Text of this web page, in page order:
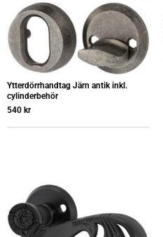
Ytterdörrhandtag Järn antik inkl.
cylinderbehör
540 kr